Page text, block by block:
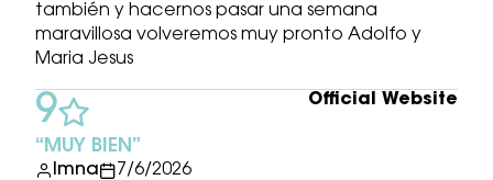
también y hacernos pasar una semana
maravillosa volveremos muy pronto Adolfo y
Maria Jesus
MUY BIEN
Imna
7/6/2026
9 Official Website